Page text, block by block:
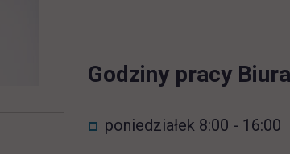
Godziny pracy
poniedziałek 8:00 - 16:00